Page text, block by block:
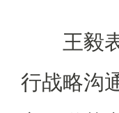
王毅表
行战略沟